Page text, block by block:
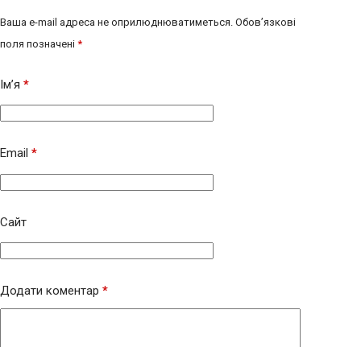
Ваша e-mail адреса не оприлюднюватиметься. Обов’язкові
поля позначені *
Ім’я *
Email *
Сайт
Додати коментар *